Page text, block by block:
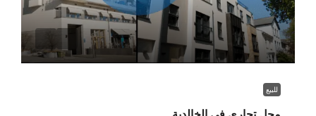
للبيع